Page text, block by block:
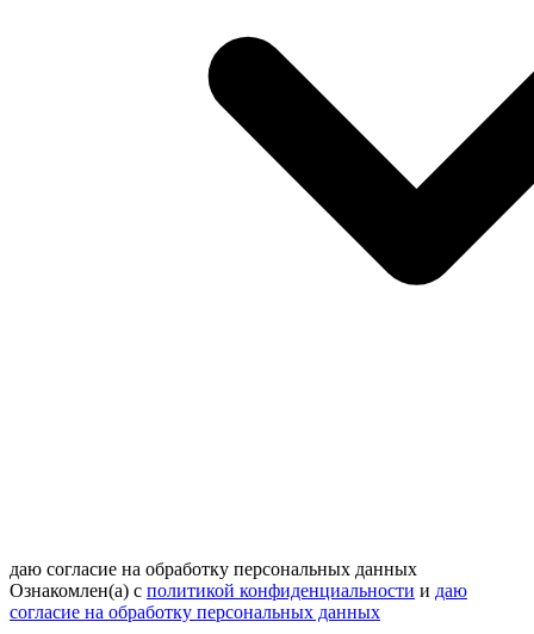
даю согласие на обработку персональных данных
Ознакомлен(а) с политикой конфиденциальности и даю
согласие на обработку персональных данных